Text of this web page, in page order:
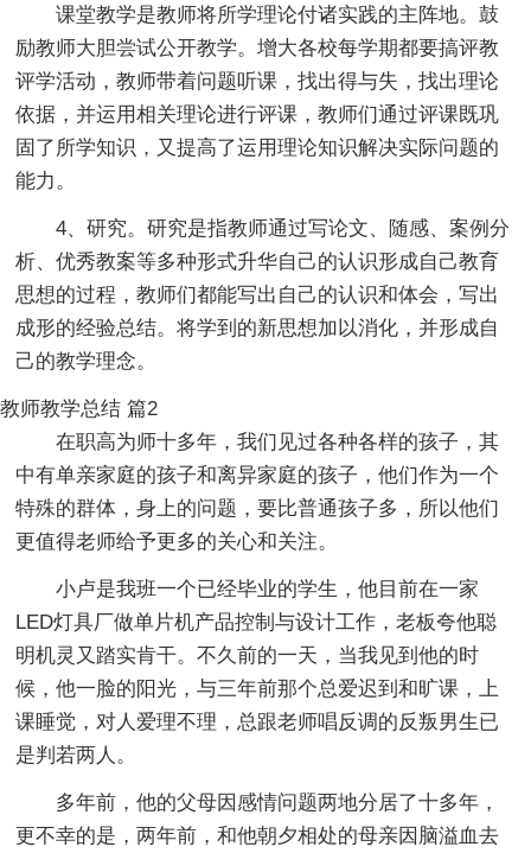
课堂教学是教师将所学理论付诸实践的主阵地。鼓
励教师大胆尝试公开教学。增大各校每学期都要搞评教
评学活动，教师带着问题听课，找出得与失，找出理论
依据，并运用相关理论进行评课，教师们通过评课既巩
固了所学知识，又提高了运用理论知识解决实际问题的
能力。
4、研究。研究是指教师通过写论文、随感、案例分
析、优秀教案等多种形式升华自己的认识形成自己教育
思想的过程，教师们都能写出自己的认识和体会，写出
成形的经验总结。将学到的新思想加以消化，并形成自
己的教学理念。
教师教学总结 篇2
在职高为师十多年，我们见过各种各样的孩子，其
中有单亲家庭的孩子和离异家庭的孩子，他们作为一个
特殊的群体，身上的问题，要比普通孩子多，所以他们
更值得老师给予更多的关心和关注。
小卢是我班一个已经毕业的学生，他目前在一家
LED灯具厂做单片机产品控制与设计工作，老板夸他聪
明机灵又踏实肯干。不久前的一天，当我见到他的时
候，他一脸的阳光，与三年前那个总爱迟到和旷课，上
课睡觉，对人爱理不理，总跟老师唱反调的反叛男生已
是判若两人。
多年前，他的父母因感情问题两地分居了十多年，
更不幸的是，两年前，和他朝夕相处的母亲因脑溢血去